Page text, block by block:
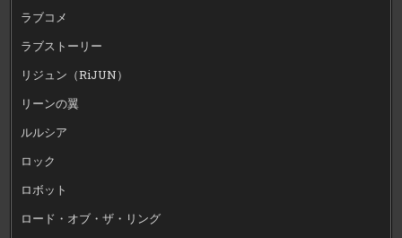
ラブコメ
ラブストーリー
リジュン（RiJUN）
リーンの翼
ルルシア
ロック
ロボット
ロード・オブ・ザ・リング